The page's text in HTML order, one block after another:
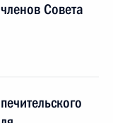
Совета